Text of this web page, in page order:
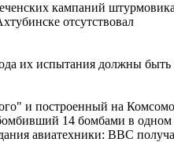
кампаний
отсутствовал
их испытания должны быть
и построенный на
14 бомбами в одном
авиатехники: ВВС